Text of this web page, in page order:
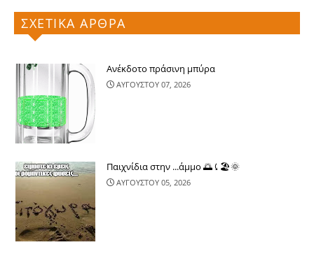
ΣΧΕΤΙΚΑ ΑΡΘΡΑ
Ανέκδοτο πράσινη μπύρα
ΑΥΓΟΥΣΤΟΥ 07, 2026
Παιχνίδια στην ...άμμο 🌅⤹🏖🌞
ΑΥΓΟΥΣΤΟΥ 05, 2026